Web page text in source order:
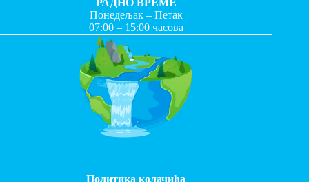
РАДНО ВРЕМЕ
Понедељак – Петак
07:00 – 15:00 часова
Политика колачића